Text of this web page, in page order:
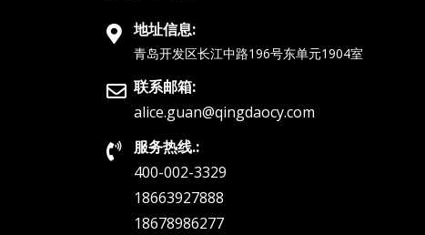
地址信息:
青岛开发区长江中路196号东单元1904室
联系邮箱:
alice.guan@qingdaocy.com
服务热线.:
400-002-3329
18663927888
18678986277